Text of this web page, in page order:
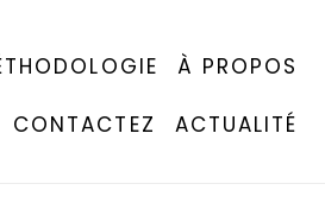
À PROPOS
CONTACTEZ ACTUALITÉ